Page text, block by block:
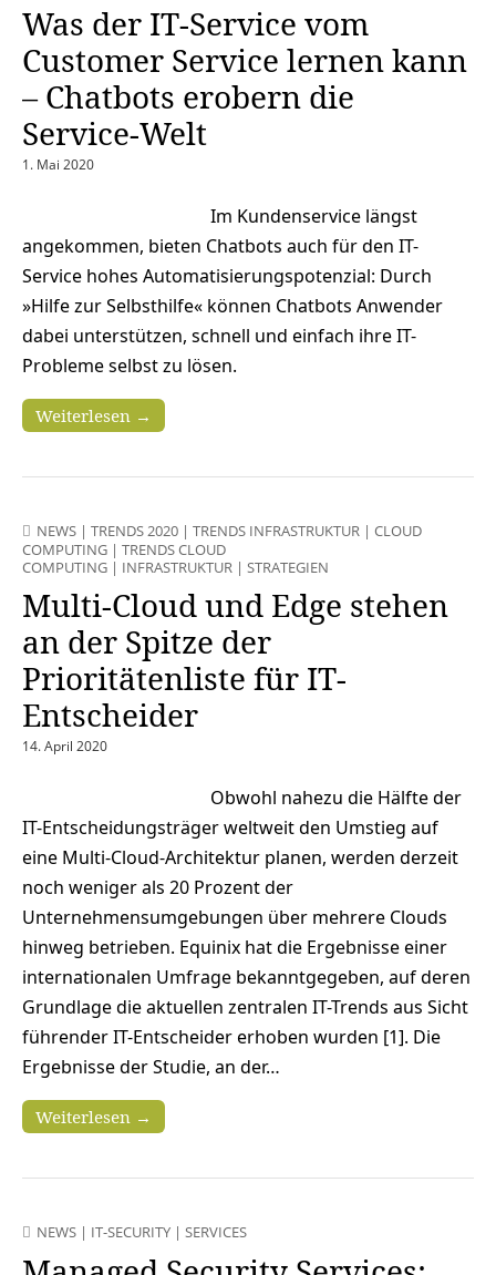
Was der IT-Service vom
Customer Service lernen kann
– Chatbots erobern die
Service-Welt
1. Mai 2020
Im Kundenservice längst
angekommen, bieten Chatbots auch für den IT-
Service hohes Automatisierungspotenzial: Durch
»Hilfe zur Selbsthilfe« können Chatbots Anwender
dabei unterstützen, schnell und einfach ihre IT-
Probleme selbst zu lösen.
Weiterlesen →
NEWS | TRENDS 2020 | TRENDS INFRASTRUKTUR | CLOUD
COMPUTING | TRENDS CLOUD
COMPUTING | INFRASTRUKTUR | STRATEGIEN
Multi-Cloud und Edge stehen
an der Spitze der
Prioritätenliste für IT-
Entscheider
14. April 2020
Obwohl nahezu die Hälfte der
IT-Entscheidungsträger weltweit den Umstieg auf
eine Multi-Cloud-Architektur planen, werden derzeit
noch weniger als 20 Prozent der
Unternehmensumgebungen über mehrere Clouds
hinweg betrieben. Equinix hat die Ergebnisse einer
internationalen Umfrage bekanntgegeben, auf deren
Grundlage die aktuellen zentralen IT-Trends aus Sicht
führender IT-Entscheider erhoben wurden [1]. Die
Ergebnisse der Studie, an der…
Weiterlesen →
NEWS | IT-SECURITY | SERVICES